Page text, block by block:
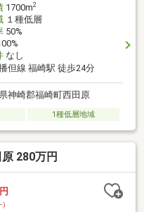
1700m2
１種低層
50%
なし
播但線 福崎駅 徒歩24分
神崎郡福崎町西田原
1種低層地域
280万円